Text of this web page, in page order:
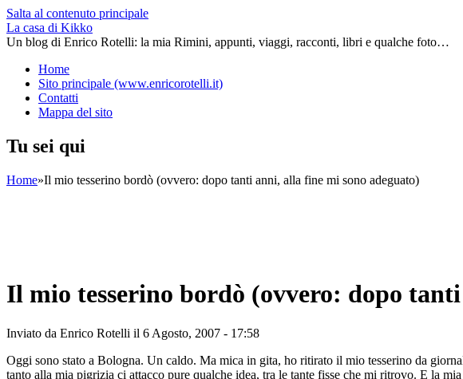
Salta al contenuto principale
La casa di Kikko
Un blog di Enrico Rotelli: la mia Rimini, appunti, viaggi, racconti, libri e qualche foto…
Home
Sito principale (www.enricorotelli.it)
Contatti
Mappa del sito
Tu sei qui
Home»Il mio tesserino bordò (ovvero: dopo tanti anni, alla fine mi sono adeguato)
Il mio tesserino bordò (ovvero: dopo
Inviato da Enrico Rotelli il 6 Agosto, 2007 - 17:58
Oggi sono stato a Bologna. Un caldo. Ma mica in gita, ho ritirato il mio tesserino da
tanto alla mia pigrizia ci attacco pure qualche idea, tra le tante fisse che mi ritrovo. E la